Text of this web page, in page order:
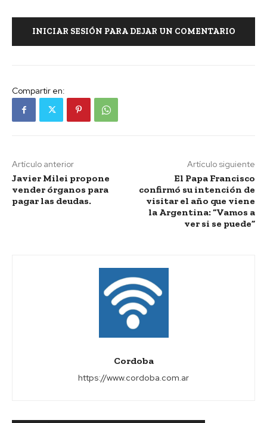
INICIAR SESIÓN PARA DEJAR UN COMENTARIO
Compartir en:
Artículo anterior
Javier Milei propone
vender órganos para
pagar las deudas.
Artículo siguiente
El Papa Francisco
confirmó su intención de
visitar el año que viene
la Argentina: “Vamos a
ver si se puede”
Cordoba
https://www.cordoba.com.ar